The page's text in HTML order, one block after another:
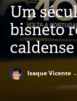
Um
bisneto
Isaque Vicente -